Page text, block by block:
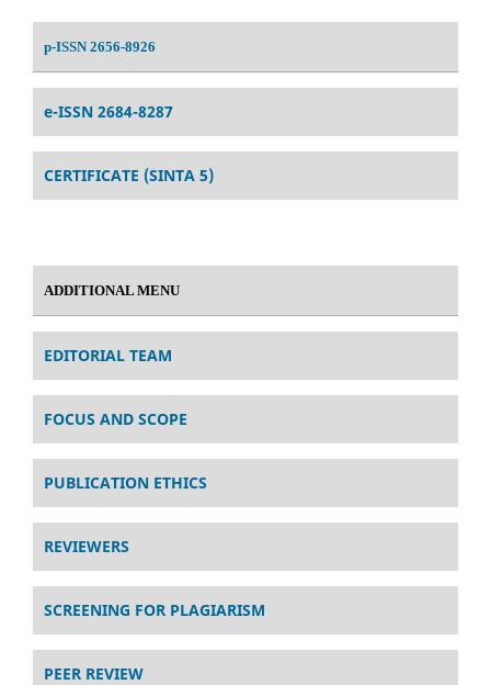
p-ISSN 2656-8926
e-ISSN 2684-8287
CERTIFICATE (SINTA 5)
ADDITIONAL MENU
EDITORIAL TEAM
FOCUS AND SCOPE
PUBLICATION ETHICS
REVIEWERS
SCREENING FOR PLAGIARISM
PEER REVIEW